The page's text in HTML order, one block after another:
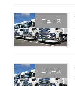
ニュース
ニュース